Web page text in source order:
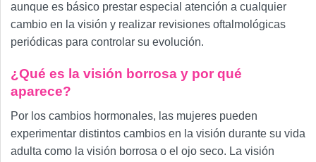
aunque es básico prestar especial atención a cualquier
cambio en la visión y realizar revisiones oftalmológicas
periódicas para controlar su evolución.
¿Qué es la visión borrosa y por qué
aparece?
Por los cambios hormonales, las mujeres pueden
experimentar distintos cambios en la visión durante su vida
adulta como la visión borrosa o el ojo seco. La visión